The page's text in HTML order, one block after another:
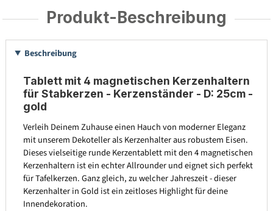
Produkt-Beschreibung
Beschreibung
Tablett mit 4 magnetischen Kerzenhaltern
für Stabkerzen - Kerzenständer - D: 25cm -
gold
Verleih Deinem Zuhause einen Hauch von moderner Eleganz
mit unserem Dekoteller als Kerzenhalter aus robustem Eisen.
Dieses vielseitige runde Kerzentablett mit den 4 magnetischen
Kerzenhaltern ist ein echter Allrounder und eignet sich perfekt
für Tafelkerzen. Ganz gleich, zu welcher Jahreszeit - dieser
Kerzenhalter in Gold ist ein zeitloses Highlight für deine
Innendekoration.